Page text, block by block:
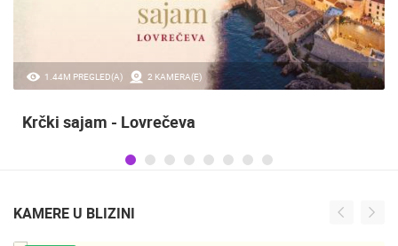
1.44M PREGLED(A) 2 KAMERA(E)
Krčki sajam - Lovrečeva
KAMERE U BLIZINI